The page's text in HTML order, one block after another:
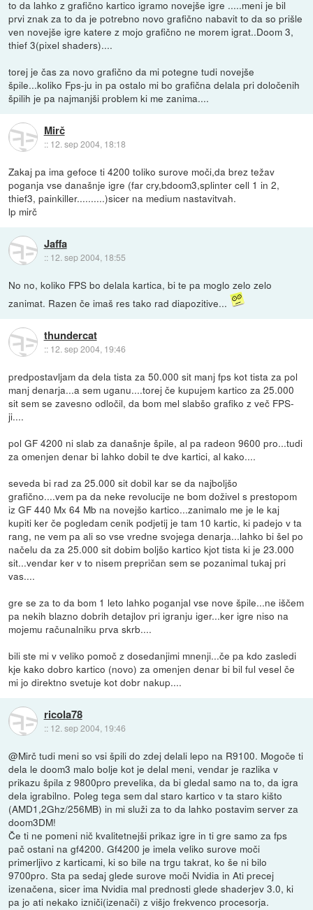
to da lahko z grafično kartico igramo novejše igre .....meni je bil
prvi znak za to da je potrebno novo grafično nabavit to da so prišle
ven novejše igre katere z mojo grafično ne morem igrat..Doom 3,
thief 3(pixel shaders)....
torej je čas za novo grafično da mi potegne tudi novejše
špile...koliko Fps-ju in pa ostalo mi bo grafična delala pri določenih
špilih je pa najmanjši problem ki me zanima....
Mirč
:: 12. sep 2004, 18:18
Zakaj pa ima gefoce ti 4200 toliko surove moči,da brez težav
poganja vse današnje igre (far cry,bdoom3,splinter cell 1 in 2,
thief3, painkiller..........)sicer na medium nastavitvah.
lp mirč
Jaffa
:: 12. sep 2004, 18:55
No no, koliko FPS bo delala kartica, bi te pa moglo zelo zelo
zanimat. Razen če imaš res tako rad diapozitive...
thundercat
:: 12. sep 2004, 19:46
predpostavljam da dela tista za 50.000 sit manj fps kot tista za pol
manj denarja...a sem uganu....torej če kupujem kartico za 25.000
sit sem se zavesno odločil, da bom mel slabšo grafiko z več FPS-
ji....
pol GF 4200 ni slab za današnje špile, al pa radeon 9600 pro...tudi
za omenjen denar bi lahko dobil te dve kartici, al kako....
seveda bi rad za 25.000 sit dobil kar se da najboljšo
grafično....vem pa da neke revolucije ne bom doživel s prestopom
iz GF 440 Mx 64 Mb na novejšo kartico...zanimalo me je le kaj
kupiti ker če pogledam cenik podjetij je tam 10 kartic, ki padejo v ta
rang, ne vem pa ali so vse vredne svojega denarja...lahko bi šel po
načelu da za 25.000 sit dobim boljšo kartico kjot tista ki je 23.000
sit...vendar ker v to nisem prepričan sem se pozanimal tukaj pri
vas....
gre se za to da bom 1 leto lahko poganjal vse nove špile...ne iščem
pa nekih blazno dobrih detajlov pri igranju iger...ker igre niso na
mojemu računalniku prva skrb....
bili ste mi v veliko pomoč z dosedanjimi mnenji...če pa kdo zasledi
kje kako dobro kartico (novo) za omenjen denar bi bil ful vesel če
mi jo direktno svetuje kot dobr nakup....
ricola78
:: 12. sep 2004, 19:46
@Mirč tudi meni so vsi špili do zdej delali lepo na R9100. Mogoče ti
dela le doom3 malo bolje kot je delal meni, vendar je razlika v
prikazu špila z 9800pro prevelika, da bi gledal samo na to, da igra
dela igrabilno. Poleg tega sem dal staro kartico v ta staro kišto
(AMD1,2Ghz/256MB) in mi služi za to da lahko postavim server za
doom3DM!
Če ti ne pomeni nič kvalitetnejši prikaz igre in ti gre samo za fps
pač ostani na gf4200. Gf4200 je imela veliko surove moči
primerljivo z karticami, ki so bile na trgu takrat, ko še ni bilo
9700pro. Sta pa sedaj glede surove moči Nvidia in Ati precej
izenačena, sicer ima Nvidia mal prednosti glede shaderjev 3.0, ki
pa jo ati nekako izniči(izenači) z višjo frekvenco procesorja.